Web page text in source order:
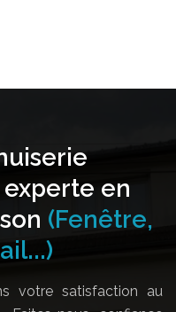
en
(Fenêtre,
votre satisfaction au